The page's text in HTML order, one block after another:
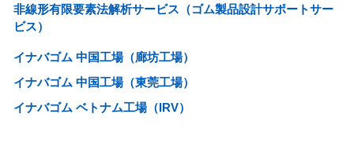
非線形有限要素法解析サービス（ゴム製品設計サポートサー
ビス）
イナバゴム 中国工場（廊坊工場）
イナバゴム 中国工場（東莞工場）
イナバゴム ベトナム工場（IRV）